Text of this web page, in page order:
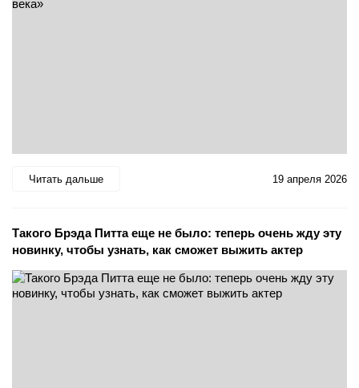
Читать дальше 19 апреля 2026
Такого Брэда Питта еще не было: теперь очень жду эту
новинку, чтобы узнать, как сможет выжить актер